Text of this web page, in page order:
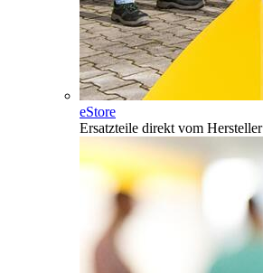
eStore
Ersatzteile direkt vom Hersteller